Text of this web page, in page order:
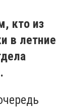
кто из
в летние